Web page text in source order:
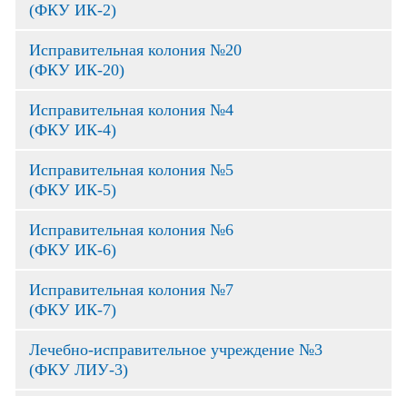
(ФКУ ИК-2)
Исправительная колония №20
(ФКУ ИК-20)
Исправительная колония №4
(ФКУ ИК-4)
Исправительная колония №5
(ФКУ ИК-5)
Исправительная колония №6
(ФКУ ИК-6)
Исправительная колония №7
(ФКУ ИК-7)
Лечебно-исправительное учреждение №3
(ФКУ ЛИУ-3)